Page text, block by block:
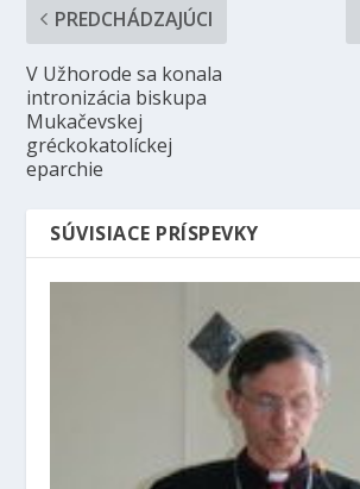
PREDCHÁDZAJÚCI
V Užhorode sa konala
intronizácia biskupa
Mukačevskej
gréckokatolíckej
eparchie
SÚVISIACE PRÍSPEVKY